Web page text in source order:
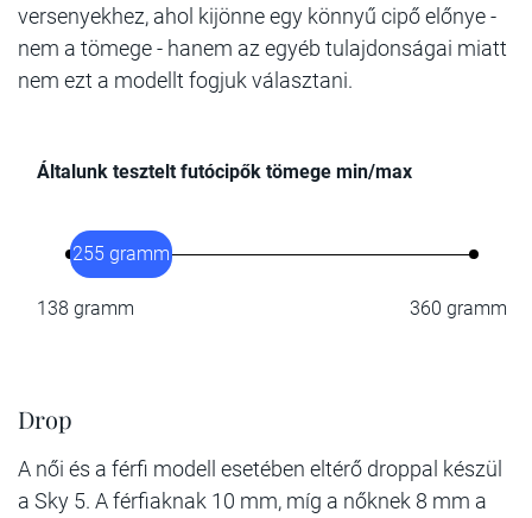
versenyekhez, ahol kijönne egy könnyű cipő előnye -
nem a tömege - hanem az egyéb tulajdonságai miatt
nem ezt a modellt fogjuk választani.
Általunk tesztelt futócipők tömege min/max
138 gramm
255 gramm
360 gramm
Drop
A női és a férfi modell esetében eltérő droppal készül
a Sky 5. A férfiaknak 10 mm, míg a nőknek 8 mm a